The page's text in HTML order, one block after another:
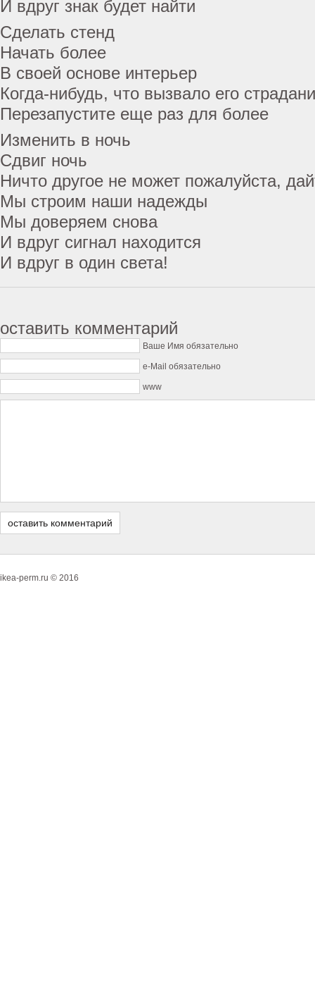
И вдруг знак будет найти
Сделать стенд
Начать более
В своей основе интерьер
Когда-нибудь, что вызвало его
Перезапустите еще раз для более
Изменить в ночь
Сдвиг ночь
Ничто другое не может пожалуйста,
Мы строим наши надежды
Мы доверяем снова
И вдруг сигнал находится
И вдруг в один света!
оставить комментарий
Ваше Имя обязательно
e-Mail обязательно
www
ikea-perm.ru © 2016